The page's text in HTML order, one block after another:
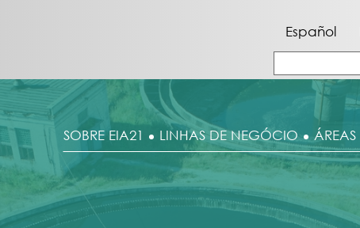
Español
SOBRE EIA21 LINHAS DE NEGÓCIO ÁREAS